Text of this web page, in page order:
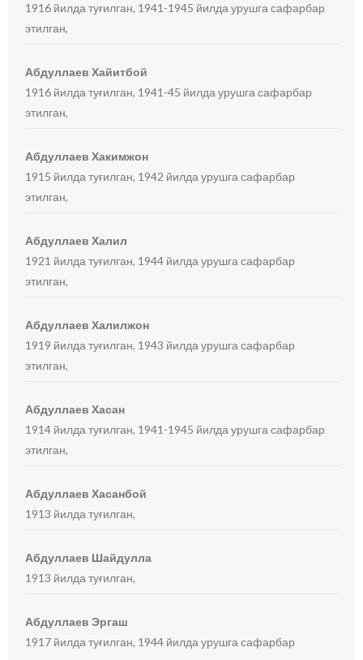
1916 йилда туғилган, 1941-1945 йилда урушга сафарбар
этилган,
Абдуллаев Хайитбой
1916 йилда туғилган, 1941-45 йилда урушга сафарбар
этилган,
Абдуллаев Хакимжон
1915 йилда туғилган, 1942 йилда урушга сафарбар
этилган,
Абдуллаев Халил
1921 йилда туғилган, 1944 йилда урушга сафарбар
этилган,
Абдуллаев Халилжон
1919 йилда туғилган, 1943 йилда урушга сафарбар
этилган,
Абдуллаев Хасан
1914 йилда туғилган, 1941-1945 йилда урушга сафарбар
этилган,
Абдуллаев Хасанбой
1913 йилда туғилган,
Абдуллаев Шайдулла
1913 йилда туғилган,
Абдуллаев Эргаш
1917 йилда туғилган, 1944 йилда урушга сафарбар